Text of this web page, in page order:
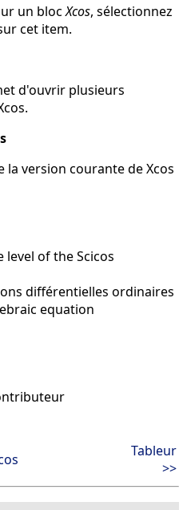
un blocXcos, sélectionnez
cet item.
d'ouvrir plusieurs
la version courante de Xcos
of the Scicos
différentielles ordinaires
equation
Tableur
>>